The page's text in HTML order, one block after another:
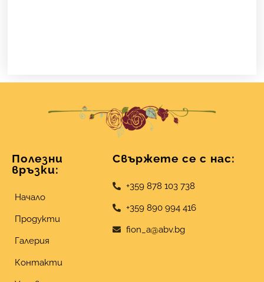
Полезни
връзки:
Начало
Продукти
Галерия
Контакти
Свържете се с нас:
+359 878 103 738
+359 890 994 416
fion_a@abv.bg